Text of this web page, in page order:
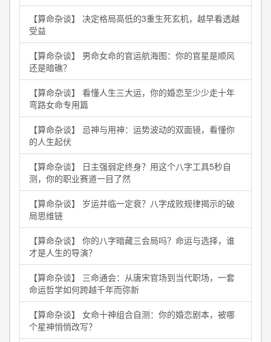
【算命杂谈】 决定格局高低的3重生死玄机，越早看透越
受益
【算命杂谈】 男命女命的官运航海图：你的官星是顺风
还是暗礁？
【算命杂谈】 看懂人生三大运，你的婚恋至少少走十年
弯路女命专用篇
【算命杂谈】 忌神与用神：运势波动的双面镜，看懂你
的人生起伏
【算命杂谈】 日主强弱定终身？用这个八字工具5秒自
测，你的职业赛道一目了然
【算命杂谈】 岁运并临一定衰？八字成败规律揭示的破
局思维链
【算命杂谈】 你的八字暗藏三会局吗？命运与选择，谁
才是人生的导演？
【算命杂谈】 三命通会：从唐宋官场到当代职场，一套
命运哲学如何跨越千年而弥新
【算命杂谈】 女命十神组合自测：你的婚恋剧本，被哪
个星神悄悄改写？